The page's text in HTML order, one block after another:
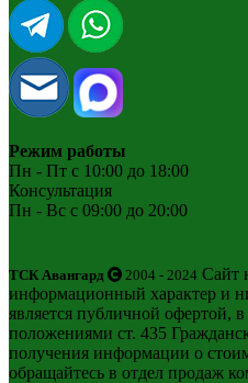
Режим работы
Пн - Пт с 10:00 до 18:00
Консультация
Пн - Вс с 09:00 до 20:00
ТСК Авангард 2004 - 2024 Сайт
информационный характер и
является публичной офертой,
положениями ст. 435
получения информации о
обращайтесь в отдел продаж